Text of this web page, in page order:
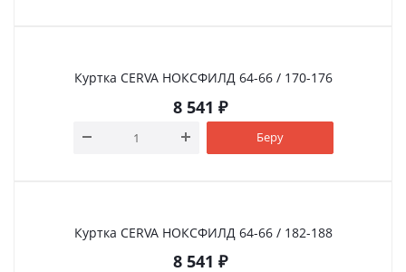
Куртка CERVA НОКСФИЛД 64-66 / 170-176
8 541 ₽
Беру
Куртка CERVA НОКСФИЛД 64-66 / 182-188
8 541 ₽